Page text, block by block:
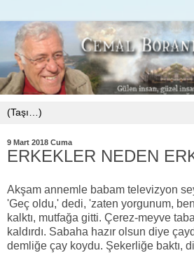
9 Mart 2018 Cuma
ERKEKLER NEDEN
Akşam annemle babam televizyon
'Geç oldu,' dedi, 'zaten yorgunum,
kalktı, mutfağa gitti. Çerez-meyve
kaldırdı. Sabaha hazır olsun diye
demliğe çay koydu. Şekerliğe baktı,